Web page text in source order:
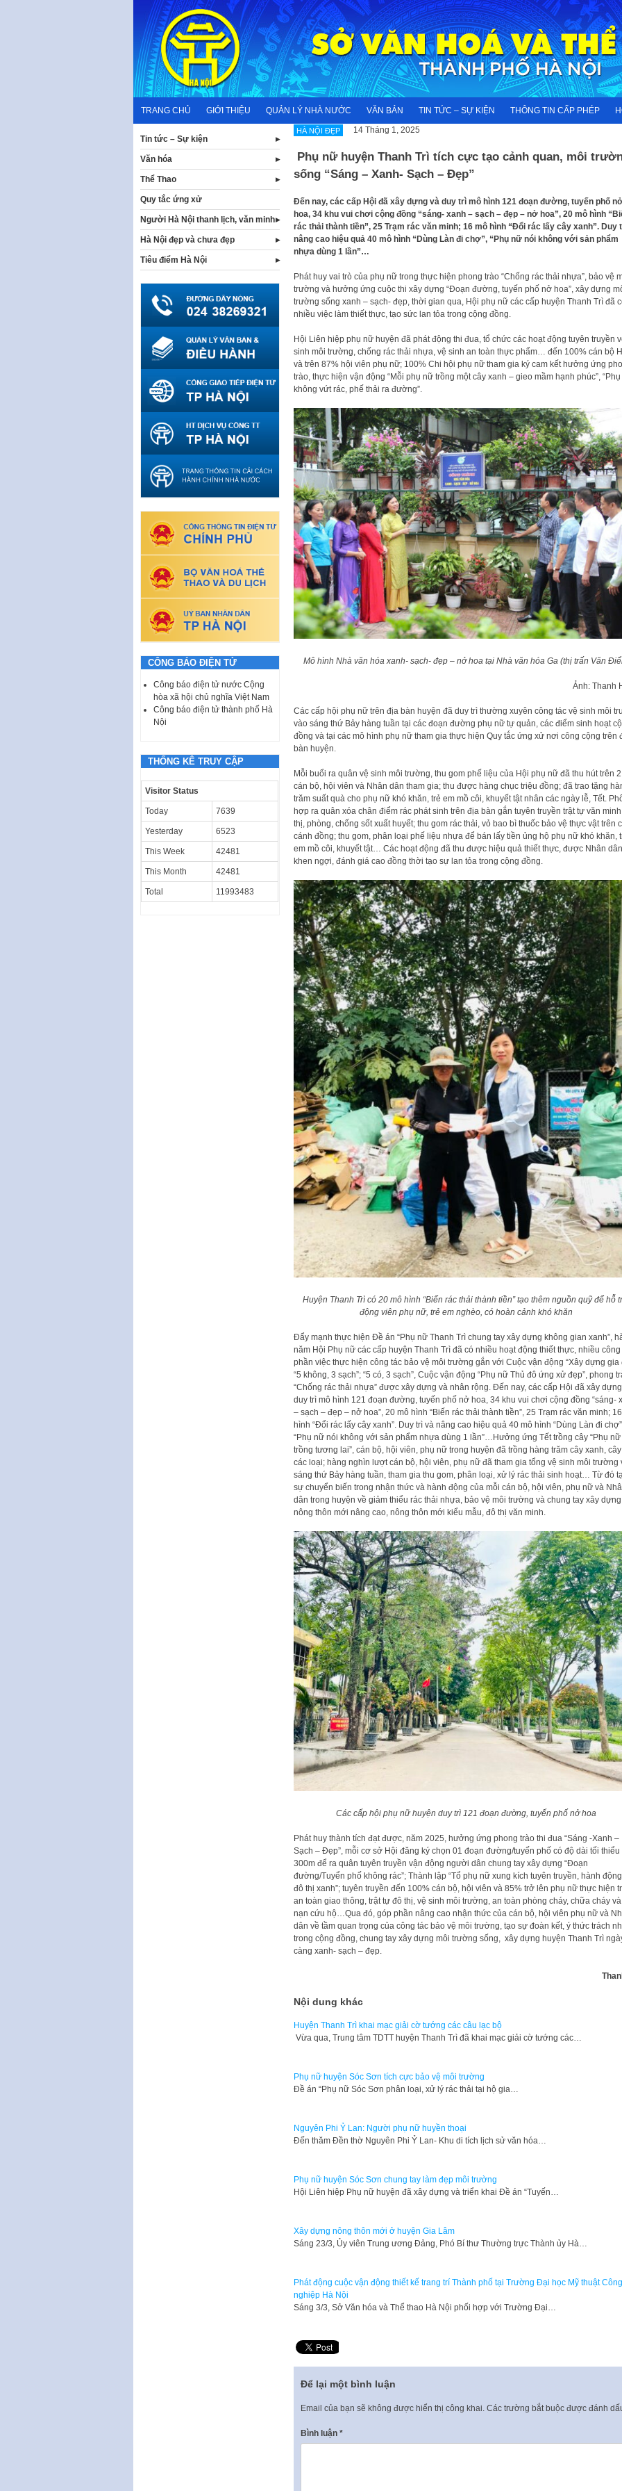
content
TRANG CHỦ GIỚI THIỆU QUẢN LÝ NHÀ NƯỚC VĂN BẢN TIN TỨC – SỰ KIỆN THÔNG TIN CẤP PHÉP
HÀ NỘI ĐẸP 14 Tháng 1, 2025
Phụ nữ huyện Thanh Trì tích cực tạo cảnh quan, môi
sống “Sáng – Xanh- Sạch – Đẹp”
Đến nay, các cấp Hội đã xây dựng và duy trì mô hình 121 đoạn đường, tuyến phố
hoa, 34 khu vui chơi cộng đồng “sáng- xanh – sạch – đẹp – nở hoa”, 20 mô hình
rác thải thành tiền”, 25 Trạm rác văn minh; 16 mô hình “Đổi rác lấy cây xanh”. Duy
nâng cao hiệu quả 40 mô hình “Dùng Làn đi chợ”, “Phụ nữ nói không với sản phẩm
nhựa dùng 1 lần”…
Phát huy vai trò của phụ nữ trong thực hiện phong trào “Chống rác thải nhựa”, bảo vệ
trường và hưởng ứng cuộc thi xây dựng “Đoạn đường, tuyến phố nở hoa”, xây dựng
trường sống xanh – sạch- đẹp, thời gian qua, Hội phụ nữ các cấp huyện Thanh Trì đã
nhiều việc làm thiết thực, tạo sức lan tỏa trong cộng đồng.
Hội Liên hiệp phụ nữ huyện đã phát động thi đua, tổ chức các hoạt động tuyên truyền
sinh môi trường, chống rác thải nhựa, vệ sinh an toàn thực phẩm… đến 100% cán bộ
và trên 87% hội viên phụ nữ; 100% Chi hội phụ nữ tham gia ký cam kết hưởng ứng
trào, thực hiện vận động “Mỗi phụ nữ trồng một cây xanh – gieo mầm hạnh phúc”,
không vứt rác, phế thải ra đường”.
Mô hình Nhà văn hóa xanh- sạch- đẹp – nở hoa tại Nhà văn hóa Ga (thị trấn Văn
Ảnh: Thanh
Các cấp hội phụ nữ trên địa bàn huyện đã duy trì thường xuyên công tác vệ sinh môi
vào sáng thứ Bảy hàng tuần tại các đoạn đường phụ nữ tự quản, các điểm sinh hoạt
đồng và tại các mô hình phụ nữ tham gia thực hiện Quy tắc ứng xử nơi công cộng trên
bàn huyện.
Mỗi buổi ra quân vệ sinh môi trường, thu gom phế liệu của Hội phụ nữ đã thu hút trên
cán bộ, hội viên và Nhân dân tham gia; thu được hàng chục triệu đồng; đã trao tặng
trăm suất quà cho phụ nữ khó khăn, trẻ em mồ côi, khuyết tật nhân các ngày lễ, Tết.
hợp ra quân xóa chân điểm rác phát sinh trên địa bàn gắn tuyên truyền trật tự văn
thị, phòng, chống sốt xuất huyết; thu gom rác thải, vỏ bao bì thuốc bảo vệ thực vật trên
cánh đồng; thu gom, phân loại phế liệu nhựa để bán lấy tiền ủng hộ phụ nữ khó khăn,
em mồ côi, khuyết tật… Các hoạt động đã thu được hiệu quả thiết thực, được Nhân dân
khen ngợi, đánh giá cao đồng thời tạo sự lan tỏa trong cộng đồng.
Huyện Thanh Trì có 20 mô hình “Biến rác thải thành tiền” tạo thêm nguồn quỹ để hỗ
động viên phụ nữ, trẻ em nghèo, có hoàn cảnh khó khăn
Đẩy mạnh thực hiện Đề án “Phụ nữ Thanh Trì chung tay xây dựng không gian xanh”,
năm Hội Phụ nữ các cấp huyện Thanh Trì đã có nhiều hoạt động thiết thực, nhiều công
phần việc thực hiện công tác bảo vệ môi trường gắn với Cuộc vận động “Xây dựng gia
“5 không, 3 sạch”; “5 có, 3 sạch”, Cuộc vận động “Phụ nữ Thủ đô ứng xử đẹp”, phong
“Chống rác thải nhựa” được xây dựng và nhân rộng. Đến nay, các cấp Hội đã xây
duy trì mô hình 121 đoạn đường, tuyến phố nở hoa, 34 khu vui chơi cộng đồng “sáng-
– sạch – đẹp – nở hoa”, 20 mô hình “Biến rác thải thành tiền”, 25 Trạm rác văn minh;
hình “Đổi rác lấy cây xanh”. Duy trì và nâng cao hiệu quả 40 mô hình “Dùng Làn đi
“Phụ nữ nói không với sản phẩm nhựa dùng 1 lần”…Hưởng ứng Tết trồng cây “Phụ nữ
trồng tương lai”, cán bộ, hội viên, phụ nữ trong huyện đã trồng hàng trăm cây xanh,
các loại; hàng nghìn lượt cán bộ, hội viên, phụ nữ đã tham gia tổng vệ sinh môi trường
sáng thứ Bảy hàng tuần, tham gia thu gom, phân loại, xử lý rác thải sinh hoạt… Từ đó
sự chuyển biến trong nhận thức và hành động của mỗi cán bộ, hội viên, phụ nữ và
dân trong huyện về giảm thiểu rác thải nhựa, bảo vệ môi trường và chung tay xây dựng
nông thôn mới nâng cao, nông thôn mới kiểu mẫu, đô thị văn minh.
Các cấp hội phụ nữ huyện duy trì 121 đoạn đường, tuyến phố nở hoa
Phát huy thành tích đạt được, năm 2025, hưởng ứng phong trào thi đua “Sáng -Xanh –
Sạch – Đẹp”, mỗi cơ sở Hội đăng ký chọn 01 đoạn đường/tuyến phố có độ dài tối thiểu
300m để ra quân tuyên truyền vận động người dân chung tay xây dựng “Đoạn
đường/Tuyển phố không rác”; Thành lập “Tổ phụ nữ xung kích tuyên truyền, hành
đô thị xanh”; tuyên truyền đến 100% cán bộ, hội viên và 85% trở lên phụ nữ thực hiện
an toàn giao thông, trật tự đô thị, vệ sinh môi trường, an toàn phòng cháy, chữa cháy
nạn cứu hộ…Qua đó, góp phần nâng cao nhận thức của cán bộ, hội viên phụ nữ và
dân về tầm quan trọng của công tác bảo vệ môi trường, tạo sự đoàn kết, ý thức trách
trong cộng đồng, chung tay xây dựng môi trường sống, xây dựng huyện Thanh Trì
càng xanh- sạch – đẹp.
Nội dung khác
Huyện Thanh Trì khai mạc giải cờ tướng các câu lạc bộ
Vừa qua, Trung tâm TDTT huyện Thanh Trì đã khai mạc giải cờ tướng các…
Phụ nữ huyện Sóc Sơn tích cực bảo vệ môi trường
Đề án “Phụ nữ Sóc Sơn phân loại, xử lý rác thải tại hộ gia…
Nguyên Phi Ỷ Lan: Người phụ nữ huyền thoại
Đến thăm Đền thờ Nguyên Phi Ỷ Lan- Khu di tích lịch sử văn hóa…
Phụ nữ huyện Sóc Sơn chung tay làm đẹp môi trường
Hội Liên hiệp Phụ nữ huyện đã xây dựng và triển khai Đề án “Tuyến…
Xây dựng nông thôn mới ở huyện Gia Lâm
Sáng 23/3, Ủy viên Trung ương Đảng, Phó Bí thư Thường trực Thành ủy Hà…
Phát động cuộc vận động thiết kế trang trí Thành phố tại Trường Đại học Mỹ thuật Công
nghiệp Hà Nội
Sáng 3/3, Sở Văn hóa và Thể thao Hà Nội phối hợp với Trường Đại…
Để lại một bình luận
Email của bạn sẽ không được hiển thị công khai. Các trường bắt buộc được đánh
Bình luận *
Tin tức – Sự kiện
Văn hóa
Thể Thao
Quy tắc ứng xử
Người Hà Nội thanh lịch, văn minh
Hà Nội đẹp và chưa đẹp
Tiêu điểm Hà Nội
CÔNG BÁO ĐIỆN TỬ
Công báo điện tử nước Cộng
hòa xã hội chủ nghĩa Việt Nam
Công báo điện tử thành phố Hà
Nội
THỐNG KÊ TRUY CẬP
Visitor Status
Today 7639
Yesterday 6523
This Week 42481
This Month 42481
Total 11993483